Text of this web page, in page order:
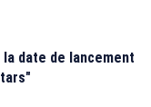
date de lancement